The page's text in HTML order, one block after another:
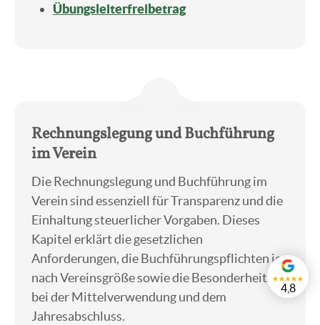
Übungsleiterfreibetrag
Rechnungslegung und Buchführung
im Verein
Die Rechnungslegung und Buchführung im
Verein sind essenziell für Transparenz und die
Einhaltung steuerlicher Vorgaben. Dieses
Kapitel erklärt die gesetzlichen
Anforderungen, die Buchführungspflichten je
nach Vereinsgröße sowie die Besonderheiten
bei der Mittelverwendung und dem
Jahresabschluss.
4,8